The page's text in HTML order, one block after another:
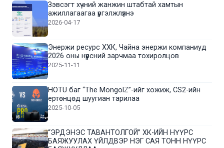
Зэвсэгт хүчний жанжин штабтай хамтын
ажиллагаагаа үргэлжлүүлнэ
2026-04-17
Энержи ресурс ХХК, Чайна энержи компаниуд
2026 оны нүүрсний зарчмаа тохиролцов
2025-11-11
HOTU баг “The MongolZ”-ийг хожиж, CS2-ийн
ертөнцөд шуугиан тарилаа
2025-10-05
“ЭРДЭНЭС ТАВАНТОЛГОЙ” ХК-ИЙН НҮҮРС
БАЯЖУУЛАХ ҮЙЛДВЭР НЭГ САЯ ТОНН НҮҮРС